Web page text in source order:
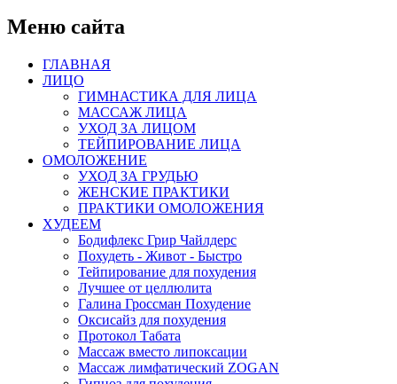
Меню сайта
ГЛАВНАЯ
ЛИЦО
ГИМНАСТИКА ДЛЯ ЛИЦА
МАССАЖ ЛИЦА
УХОД ЗА ЛИЦОМ
ТЕЙПИРОВАНИЕ ЛИЦА
ОМОЛОЖЕНИЕ
УХОД ЗА ГРУДЬЮ
ЖЕНСКИЕ ПРАКТИКИ
ПРАКТИКИ ОМОЛОЖЕНИЯ
ХУДЕЕМ
Бодифлекс Грир Чайлдерс
Похудеть - Живот - Быстро
Тейпирование для похудения
Лучшее от целлюлита
Галина Гроссман Похудение
Оксисайз для похудения
Протокол Табата
Массаж вместо липоксации
Массаж лимфатический ZOGAN